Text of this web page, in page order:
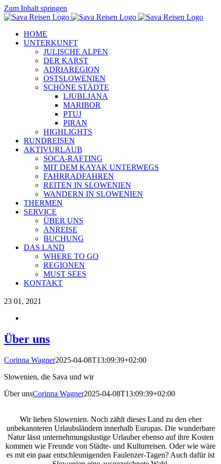
Zum Inhalt springen
HOME
UNTERKUNFT
JULISCHE ALPEN
DER KARST
ADRIAREGION
OSTSLOWENIEN
SCHÖNE STÄDTE
LJUBLJANA
MARIBOR
PTUJ
PIRAN
HIGHLIGHTS
RUNDREISEN
AKTIVURLAUB
SOCA-RAFTING
MIT DEM KAYAK UNTERWEGS
FAHRRADFAHREN
REITEN IN SLOWENIEN
WANDERN IN SLOWENIEN
THERMEN
SERVICE
ÜBER UNS
ANREISE
BUCHUNG
DAS LAND
WHERE TO GO
REGIONEN
MUST SEES
KONTAKT
23 01, 2021
Über uns
Corinna Wagner2025-04-08T13:09:39+02:00
Slowenien, die Sava und wir
Über unsCorinna Wagner2025-04-08T13:09:39+02:00
Wir lieben Slowenien. Noch zählt dieses Land zu den eher
unbekannteren Urlaubsländern innerhalb Europas. Die wunderbare
Natur lässt unternehmungslustige Urlauber ebenso auf ihre Kosten
kommen wie Freunde von Städte- und Kulturreisen. Oder wie wäre
es mit ein paar entschleunigenden Faulenzer-Tagen? Auch dafür ist